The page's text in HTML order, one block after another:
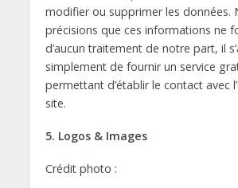
modifier ou supprimer les données.
précisions que ces informations ne
d’aucun traitement de notre part, il
simplement de fournir un service
permettant d’établir le contact avec
site.
5. Logos & Images
Crédit photo :